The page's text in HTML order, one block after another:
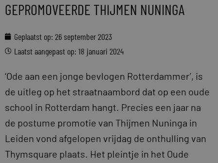
GEPROMOVEERDE THIJMEN NUNINGA
Geplaatst op: 26 september 2023
Laatst aangepast op: 18 januari 2024
‘Ode aan een jonge bevlogen Rotterdammer’, is
de uitleg op het straatnaambord dat op een oude
school in Rotterdam hangt. Precies een jaar na
de postume promotie van Thijmen Nuninga in
Leiden vond afgelopen vrijdag de onthulling van
Thymsquare plaats. Het pleintje in het Oude